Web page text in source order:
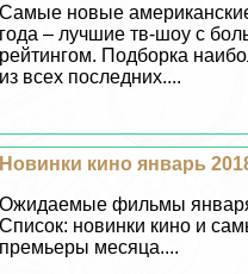
Самые новые
года – лучшие тв-шоу с
рейтингом. Подборка
из всех последних....
Новинки кино январь
Ожидаемые фильмы
Список: новинки кино и
премьеры месяца....